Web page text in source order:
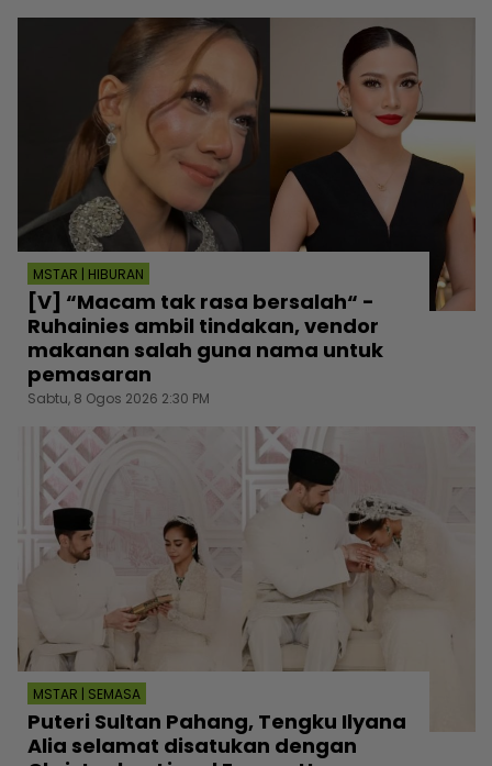
MSTAR | HIBURAN
[V] “Macam tak rasa bersalah“ -
Ruhainies ambil tindakan, vendor
makanan salah guna nama untuk
pemasaran
Sabtu, 8 Ogos 2026 2:30 PM
MSTAR | SEMASA
Puteri Sultan Pahang, Tengku Ilyana
Alia selamat disatukan dengan